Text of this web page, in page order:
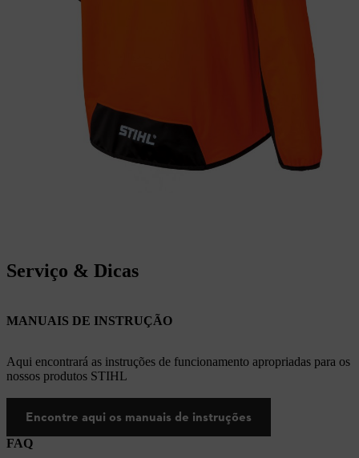
Serviço & Dicas
MANUAIS DE INSTRUÇÃO
Aqui encontrará as instruções de funcionamento apropriadas para os
nossos produtos STIHL
Encontre aqui os manuais de instruções
FAQ